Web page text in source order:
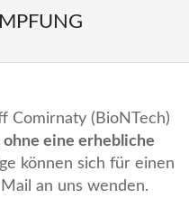
Comirnaty ( BioNTech)
eine erhebliche
können sich für einen
an uns wenden.